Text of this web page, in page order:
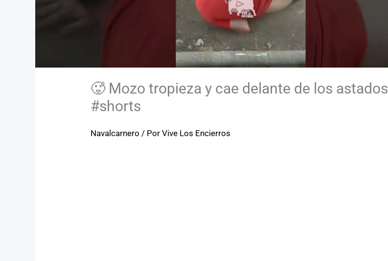
🥵 Mozo tropieza y cae delante de los astados
#shorts
Navalcarnero / PorVive Los Encierros